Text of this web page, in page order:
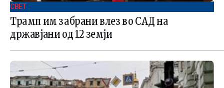
СВЕТ .
Трамп им забрани влез во САД на
државјани од 12 земји